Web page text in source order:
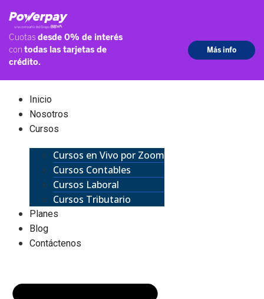
Inicio
Nosotros
Cursos
Cursos en Vivo por Zoom
Cursos Contables
Cursos Laboral
Cursos Tributario
Planes
Blog
Contáctenos